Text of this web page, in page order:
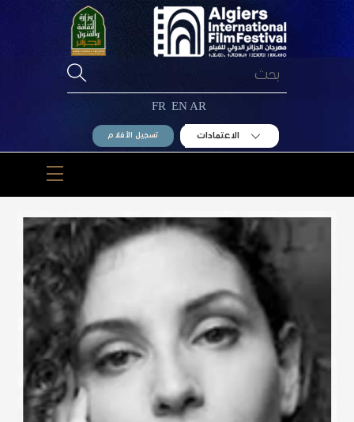
AR
EN
FR
الاعتمادات تسجيل الأفلام
Menu